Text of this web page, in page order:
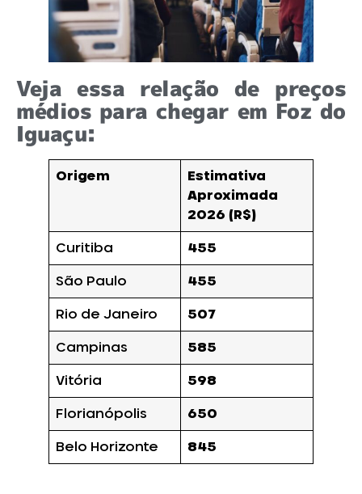
Veja essa relação de preços
médios para chegar em Foz do
Iguaçu:
Origem
Estimativa
Aproximada
2026 (R$)
Curitiba 455
São Paulo 455
Rio de Janeiro 507
Campinas 585
Vitória 598
Florianópolis 650
Belo Horizonte 845